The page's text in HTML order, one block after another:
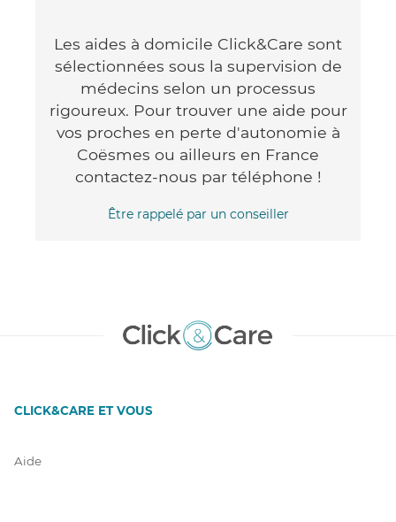
Les aides à domicile Click&Care sont
sélectionnées sous la supervision de
médecins selon un processus
rigoureux. Pour trouver une aide pour
vos proches en perte d'autonomie à
Coësmes ou ailleurs en France
contactez-nous par téléphone !
Être rappelé par un conseiller
CLICK&CARE ET VOUS
Aide